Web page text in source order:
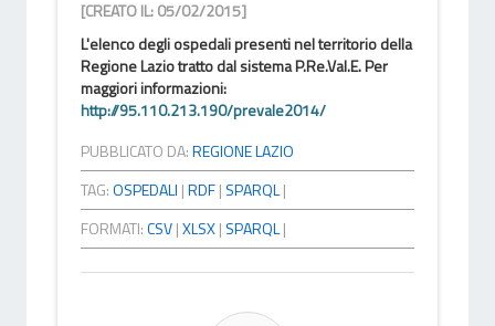
[CREATO IL: 05/02/2015]
L'elenco degli ospedali presenti nel territorio della
Regione Lazio tratto dal sistema P.Re.Val.E. Per
maggiori informazioni:
http://95.110.213.190/prevale2014/
PUBBLICATO DA:REGIONE LAZIO
TAG:OSPEDALI |RDF| SPARQL|
FORMATI:CSV|XLSX| SPARQL|